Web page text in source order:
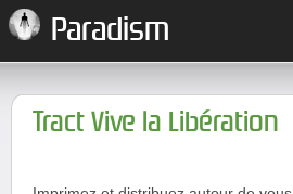
Paradism
Tract Vive la Libération